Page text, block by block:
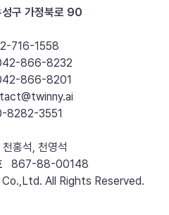
성구 가정북로 90
716-1558
866-8232
866-8201
8282-3551
천홍석, 천영석
867-88-00148
All Rights Reserved.